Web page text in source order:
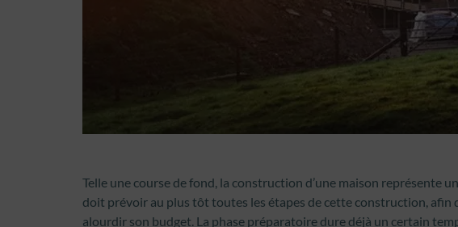
Telle une course de fond, la construction d’une maison représente
doit prévoir au plus tôt toutes les étapes de cette construction, afin
alourdir son budget. La phase préparatoire dure déjà un certain